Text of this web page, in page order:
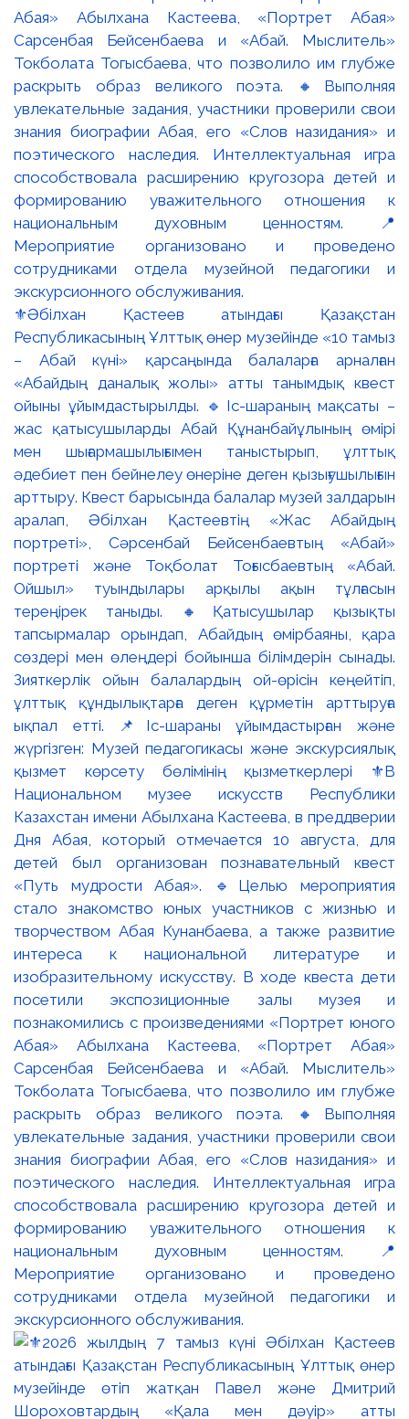
⚜️Әбілхан Қастеев атындағы Қазақстан
Республикасының Ұлттық өнер музейінде «10 тамыз
– Абай күні» қарсаңында балаларға арналған
«Абайдың даналық жолы» атты танымдық квест
ойыны ұйымдастырылды. 🔹Іс-шараның мақсаты –
жас қатысушыларды Абай Құнанбайұлының өмірі
мен шығармашылығымен таныстырып, ұлттық
әдебиет пен бейнелеу өнеріне деген қызығушылығын
арттыру. Квест барысында балалар музей залдарын
аралап, Әбілхан Қастеевтің «Жас Абайдың
портреті», Сәрсенбай Бейсенбаевтың «Абай»
портреті және Тоқболат Тоғысбаевтың «Абай.
Ойшыл» туындылары арқылы ақын тұлғасын
тереңірек таныды. 🔸Қатысушылар қызықты
тапсырмалар орындап, Абайдың өмірбаяны, қара
сөздері мен өлеңдері бойынша білімдерін сынады.
Зияткерлік ойын балалардың ой-өрісін кеңейтіп,
ұлттық құндылықтарға деген құрметін арттыруға
ықпал етті. 📌Іс-шараны ұйымдастырған және
жүргізген: Музей педагогикасы және экскурсиялық
қызмет көрсету бөлімінің қызметкерлері ⚜️В
Национальном музее искусств Республики
Казахстан имени Абылхана Кастеева, в преддверии
Дня Абая, который отмечается 10 августа, для
детей был организован познавательный квест
«Путь мудрости Абая». 🔹Целью мероприятия
стало знакомство юных участников с жизнью и
творчеством Абая Кунанбаева, а также развитие
интереса к национальной литературе и
изобразительному искусству. В ходе квеста дети
посетили экспозиционные залы музея и
познакомились с произведениями «Портрет юного
Абая» Абылхана Кастеева, «Портрет Абая»
Сарсенбая Бейсенбаева и «Абай. Мыслитель»
Токболата Тогысбаева, что позволило им глубже
раскрыть образ великого поэта. 🔸Выполняя
увлекательные задания, участники проверили свои
знания биографии Абая, его «Слов назидания» и
поэтического наследия. Интеллектуальная игра
способствовала расширению кругозора детей и
формированию уважительного отношения к
национальным духовным ценностям. 📍
Мероприятие организовано и проведено
сотрудниками отдела музейной педагогики и
экскурсионного обслуживания.